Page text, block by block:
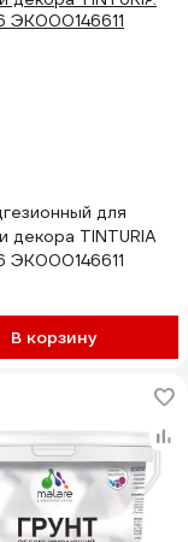
для
декора TINTURIA
ЭК000146611
В корзину